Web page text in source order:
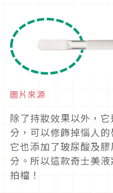
圖片來源
除了持妝效果以外，
分，可以修飾掉惱人
它也添加了玻尿酸及
分。所以這款奇士美
拍檔！